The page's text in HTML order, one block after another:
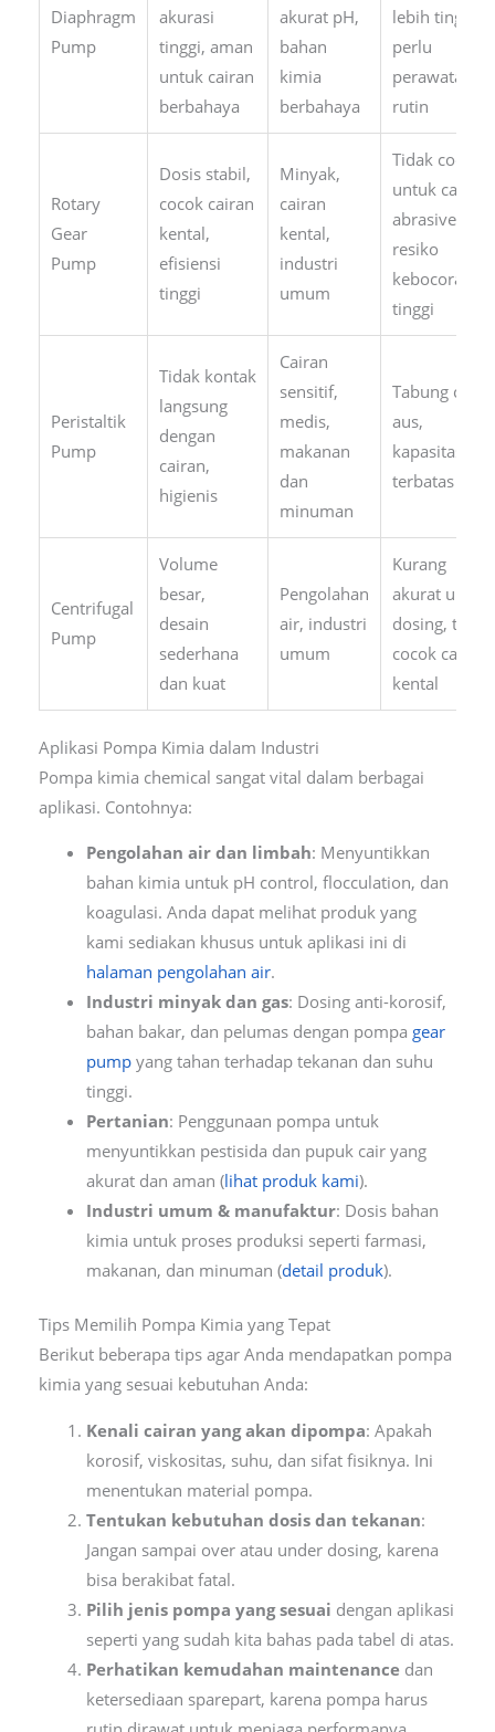
Diaphragm
Pump
akurasi
tinggi, aman
untuk cairan
berbahaya
akurat pH,
bahan
kimia
berbahaya
lebih tinggi,
perlu
perawatan
rutin
Rotary
Gear
Pump
Dosis stabil,
cocok cairan
kental,
efisiensi
tinggi
Minyak,
cairan
kental,
industri
umum
Tidak cocok
untuk cairan
abrasive,
resiko
kebocoran
tinggi
Peristaltik
Pump
Tidak kontak
langsung
dengan
cairan,
higienis
Cairan
sensitif,
medis,
makanan
dan
minuman
Tabung cepat
aus,
kapasitas
terbatas
Centrifugal
Pump
Volume
besar,
desain
sederhana
dan kuat
Pengolahan
air, industri
umum
Kurang
akurat untuk
dosing, tidak
cocok cairan
kental
Aplikasi Pompa Kimia dalam Industri
Pompa kimia chemical sangat vital dalam berbagai
aplikasi. Contohnya:
Pengolahan air dan limbah: Menyuntikkan
bahan kimia untuk pH control, flocculation, dan
koagulasi. Anda dapat melihat produk yang
kami sediakan khusus untuk aplikasi ini di
halaman pengolahan air.
Industri minyak dan gas: Dosing anti-korosif,
bahan bakar, dan pelumas dengan pompa gear
pump yang tahan terhadap tekanan dan suhu
tinggi.
Pertanian: Penggunaan pompa untuk
menyuntikkan pestisida dan pupuk cair yang
akurat dan aman (lihat produk kami).
Industri umum & manufaktur: Dosis bahan
kimia untuk proses produksi seperti farmasi,
makanan, dan minuman (detail produk).
Tips Memilih Pompa Kimia yang Tepat
Berikut beberapa tips agar Anda mendapatkan pompa
kimia yang sesuai kebutuhan Anda:
Kenali cairan yang akan dipompa: Apakah
korosif, viskositas, suhu, dan sifat fisiknya. Ini
menentukan material pompa.
Tentukan kebutuhan dosis dan tekanan:
Jangan sampai over atau under dosing, karena
bisa berakibat fatal.
Pilih jenis pompa yang sesuai dengan aplikasi
seperti yang sudah kita bahas pada tabel di atas.
Perhatikan kemudahan maintenance dan
ketersediaan sparepart, karena pompa harus